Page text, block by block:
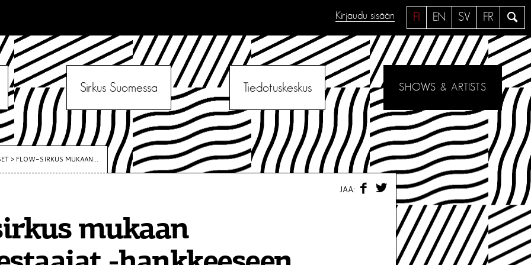
a
e
FI EN SV FR
Kirjaudu sisään
Sirkus Suomessa Tiedotuskeskus SHOWS & ARTISTS
> FLOW-SIRKUS MUKAAN...
mukaan
JAA:
F
W